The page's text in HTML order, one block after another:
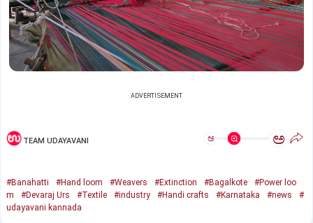
ADVERTISEMENT
TEAM UDAYAVANI ಅ ಅ
#Banahatti #Hand loom #Weavers #Extinction #Bagalkote
#Power loo
m
#Devaraj Urs #Textile #industry #Handi crafts #Karnataka #news
#
udayavani kannada